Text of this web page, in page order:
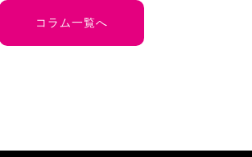
コラム一覧へ